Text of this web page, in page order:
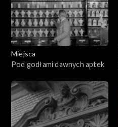
Miejsca
Pod godłami dawnych aptek